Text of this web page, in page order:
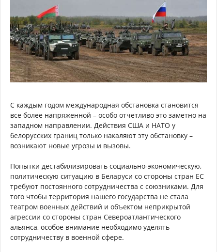
С каждым годом международная обстановка становится
все более напряженной – особо отчетливо это заметно на
западном направлении. Действия США и НАТО у
белорусских границ только накаляют эту обстановку –
возникают новые угрозы и вызовы.
Попытки дестабилизировать социально-экономическую,
политическую ситуацию в Беларуси со стороны стран ЕС
требуют постоянного сотрудничества с союзниками. Для
того чтобы территория нашего государства не стала
театром военных действий и объектом неприкрытой
агрессии со стороны стран Североатлантического
альянса, особое внимание необходимо уделять
сотрудничеству в военной сфере.